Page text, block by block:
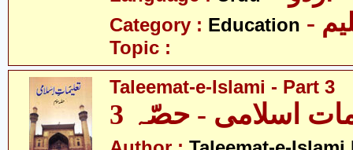
Category : Education
Topic :
Taleemat-e-Islami - Part 3
اسلامی - حصّہ 3